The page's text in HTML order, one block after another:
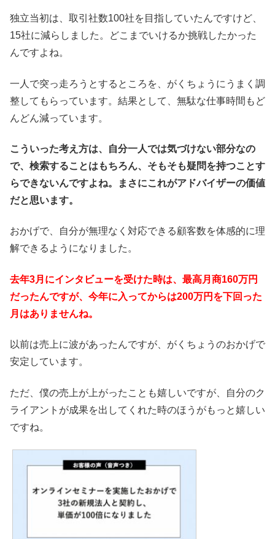
独立当初は、取引社数100社を目指していたんですけど、
15社に減らしました。どこまでいけるか挑戦したかった
んですよね。
一人で突っ走ろうとするところを、がくちょうにうまく調
整してもらっています。結果として、無駄な仕事時間もど
んどん減っています。
こういった考え方は、自分一人では気づけない部分なの
で、検索することはもちろん、そもそも疑問を持つことす
らできないんですよね。まさにこれがアドバイザーの価値
だと思います。
おかげで、自分が無理なく対応できる顧客数を体感的に理
解できるようになりました。
去年3月にインタビューを受けた時は、最高月商160万円
だったんですが、今年に入ってからは200万円を下回った
月はありませんね。
以前は売上に波があったんですが、がくちょうのおかげで
安定しています。
ただ、僕の売上が上がったことも嬉しいですが、自分のク
ライアントが成果を出してくれた時のほうがもっと嬉しい
ですね。